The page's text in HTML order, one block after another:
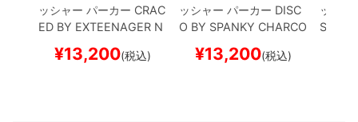
ッシャー パーカー CRAC
ED BY EXTEENAGER N
トボード スケボー
¥13,200(税込)
ッシャー パーカー DISC
O BY SPANKY CHARCO
ボード スケボー
¥13,200(税込)
ッシャ
SH &